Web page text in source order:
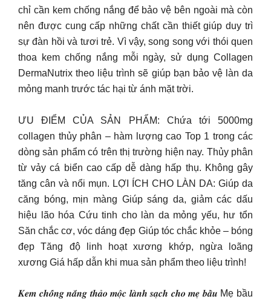
chỉ cần kem chống nắng để bảo vệ bên ngoài mà còn
nên được cung cấp những chất cần thiết giúp duy trì
sự đàn hồi và tươi trẻ. Vì vậy, song song với thói quen
thoa kem chống nắng mỗi ngày, sử dụng Collagen
DermaNutrix theo liệu trình sẽ giúp bạn bảo vệ làn da
mỏng manh trước tác hại từ ánh mặt trời.
ƯU ĐIỂM CỦA SẢN PHẨM: Chứa tới 5000mg
collagen thủy phân – hàm lượng cao Top 1 trong các
dòng sản phẩm có trên thị trường hiện nay. Thủy phân
từ vảy cá biển cao cấp dễ dàng hấp thụ. Không gây
tăng cân và nổi mụn. LỢI ÍCH CHO LÀN DA: Giúp da
căng bóng, mịn màng Giúp sáng da, giảm các dấu
hiệu lão hóa Cứu tinh cho làn da mỏng yếu, hư tổn
Săn chắc cơ, vóc dáng đẹp Giúp tóc chắc khỏe – bóng
đẹp Tăng độ linh hoạt xương khớp, ngừa loãng
xương Giá hấp dẫn khi mua sản phẩm theo liệu trình!
𝑲𝒆𝒎 𝒄𝒉𝒐̂́𝒏𝒈 𝒏𝒂̆́𝒏𝒈 𝒕𝒉𝒂̉𝒐 𝒎𝒐̣̂𝒄 𝒍𝒂̀𝒏𝒉 𝒔𝒂̣𝒄𝒉 𝒄𝒉𝒐 𝒎𝒆̣ 𝒃𝒂̂̀𝒖 Mẹ bầu